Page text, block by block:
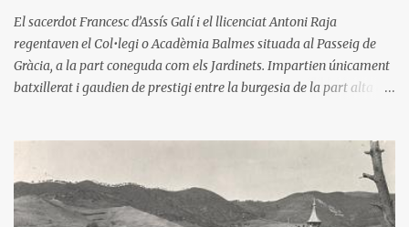
El sacerdot Francesc d’Assís Galí i el llicenciat Antoni Raja
regentaven el Col•legi o Acadèmia Balmes situada al Passeig de
Gràcia, a la part coneguda com els Jardinets. Impartien únicament
batxillerat i gaudien de prestigi entre la burgesia de la part alta de
l’escola resultà insuficient per a alumnes i comunitat escolàpia.
Aquests llogaren una casa més àmplia que l’anterior al carrer
Còrsega número 325. El pare Jaume Orriols, rector de 1902 a 1912,